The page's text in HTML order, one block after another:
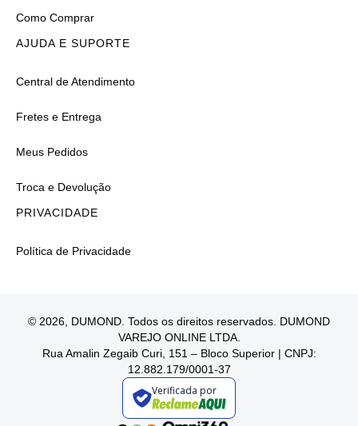
Como Comprar
AJUDA E SUPORTE
Central de Atendimento
Fretes e Entrega
Meus Pedidos
Troca e Devolução
PRIVACIDADE
Política de Privacidade
© 2026, DUMOND. Todos os direitos reservados. DUMOND
VAREJO ONLINE LTDA.
Rua Amalin Zegaib Curi, 151 – Bloco Superior | CNPJ:
12.882.179/0001-37
Verificada por